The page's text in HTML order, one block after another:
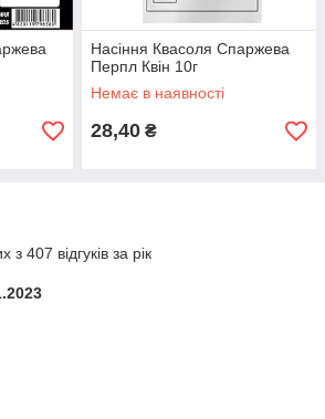
Насіння Квасоля Спаржева
Перпл Квін 10г
Немає в наявності
28,40 ₴
з 407 відгуків за рік